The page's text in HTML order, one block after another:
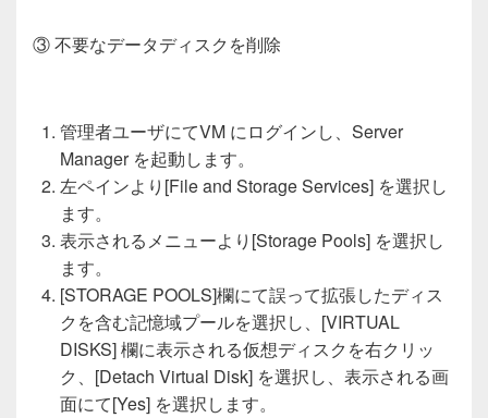
③ 不要なデータディスクを削除
管理者ユーザにてVM にログインし、Server
Manager を起動します。
左ペインより[File and Storage Services] を選択し
ます。
表示されるメニューより[Storage Pools] を選択し
ます。
[STORAGE POOLS]欄にて誤って拡張したディス
クを含む記憶域プールを選択し、[VIRTUAL
DISKS] 欄に表示される仮想ディスクを右クリッ
ク、[Detach Virtual Disk] を選択し、表示される画
面にて[Yes] を選択します。